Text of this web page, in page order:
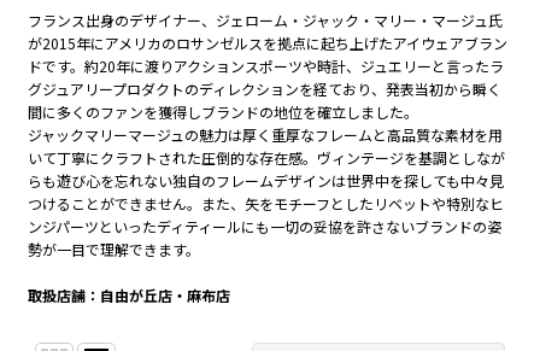
フランス出身のデザイナー、ジェローム・ジャック・マリー・マージュ氏
が2015年にアメリカのロサンゼルスを拠点に起ち上げたアイウェアブラン
ドです。約20年に渡りアクションスポーツや時計、ジュエリーと言ったラ
グジュアリープロダクトのディレクションを経ており、発表当初から瞬く
間に多くのファンを獲得しブランドの地位を確立しました。
ジャックマリーマージュの魅力は厚く重厚なフレームと高品質な素材を用
いて丁寧にクラフトされた圧倒的な存在感。ヴィンテージを基調としなが
らも遊び心を忘れない独自のフレームデザインは世界中を探しても中々見
つけることができません。また、矢をモチーフとしたリベットや特別なヒ
ンジパーツといったディティールにも一切の妥協を許さないブランドの姿
勢が一目で理解できます。
取扱店舗：自由が丘店・麻布店